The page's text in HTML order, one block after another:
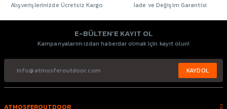
Alışverişlerinizde Ücretsiz Kargo İade ve Değişim Garantisi
E-BÜLTEN’E KAYIT OL
Kampanyalarımızdan haberdar olmak için kayıt olun!
KAYDOL
ATMOSFEROUTDOOR